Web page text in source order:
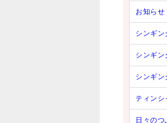
お知らせ
シンギン
シンギン
シンギン
ティンシ
日々のつ